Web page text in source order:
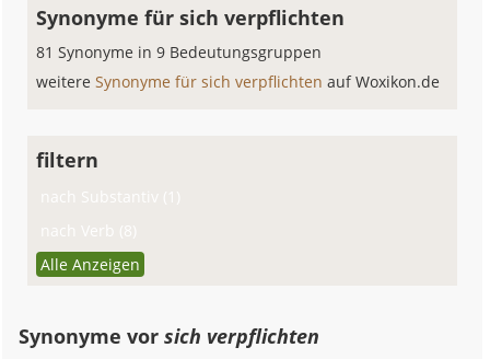
Synonyme für sich verpflichten
81 Synonyme in 9 Bedeutungsgruppen
weitereSynonyme für sich verpflichtenauf Woxikon.de
filtern
nach Substantiv (1)
nach Verb (8)
Alle Anzeigen
Synonyme vorsich verpflichten